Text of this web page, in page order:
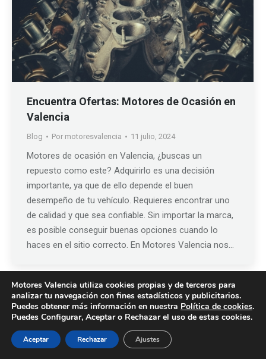
Encuentra Ofertas: Motores de Ocasión en
Valencia
Blog Por motoresvalencia 11 julio, 2024
Motores de ocasión en Valencia, ¿buscas un
repuesto como este? Adquirirlo es una decisión
importante, ya que de ello depende el buen
desempeño de tu vehículo. Requieres encontrar uno
de calidad y que sea confiable. Sin importar la marca,
es posible conseguir buenas opciones cuando lo
haces en el sitio correcto. En Motores Valencia nos…
© 2019 -Motores Valencia|Creado por Tandem Marketing Digital
Condiciones de Garantía
Política de Cookies|Política de Privacidad
Motores Valencia utiliza cookies propias y de terceros para
analizar tu navegación con fines estadísticos y publicitarios.
Puedes obtener más información en nuestra Política de cookies.
Puedes Configurar, Aceptar o Rechazar el uso de estas cookies.
Aceptar Rechazar Ajustes